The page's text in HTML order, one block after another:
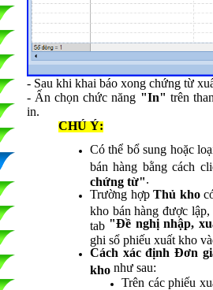
- Sau khi khai báo xong chứng từ
- Ấn chọn chức năng "In" trên
in.
CHÚ Ý:
Có thể bổ sung hoặc
bán hàng bằng cách
chứng từ" .
Trường hợp Thủ kho
kho bán hàng được
tab "Đề nghị nhập,
ghi sổ phiếu xuất kho
Cách xác định Đơn
kho như sau:
Trên các phiếu
Lưu ý: Những ô dấu (*) là bắt buộc !
Gửi